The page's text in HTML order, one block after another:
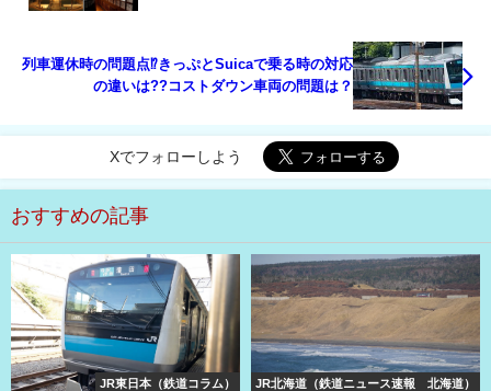
列車運休時の問題点⁉きっぷとSuicaで乗る時の対応
の違いは??コストダウン車両の問題は？
Xでフォローしよう
おすすめの記事
JR東日本（鉄道コラム） JR北海道（鉄道ニュース速報 北海道）